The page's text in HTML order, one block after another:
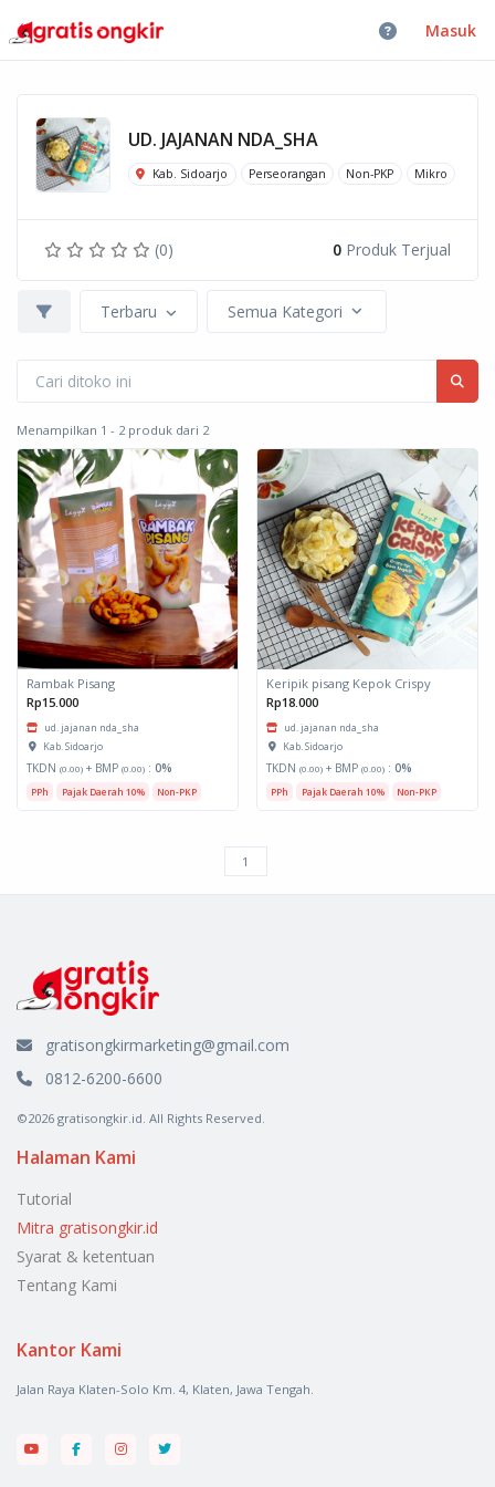
Masuk
UD. JAJANAN NDA_SHA
Kab. Sidoarjo Perseorangan Non-PKP Mikro
(0) 0 Produk Terjual
Terbaru Semua Kategori
Menampilkan 1 - 2 produk dari 2
Rambak Pisang
Rp15.000
ud. jajanan nda_sha
Kab. Sidoarjo
TKDN (0.00) + BMP (0.00) : 0%
PPh Pajak Daerah 10% Non-PKP
Keripik pisang Kepok Crispy
Rp18.000
ud. jajanan nda_sha
Kab. Sidoarjo
TKDN (0.00) + BMP (0.00) : 0%
PPh Pajak Daerah 10% Non-PKP
gratisongkirmarketing@gmail.com
0812-6200-6600
©2026 gratisongkir.id. All Rights Reserved.
Halaman Kami
Tutorial
Mitra gratisongkir.id
Syarat & ketentuan
Tentang Kami
Kantor Kami
Jalan Raya Klaten-Solo Km. 4, Klaten, Jawa Tengah.